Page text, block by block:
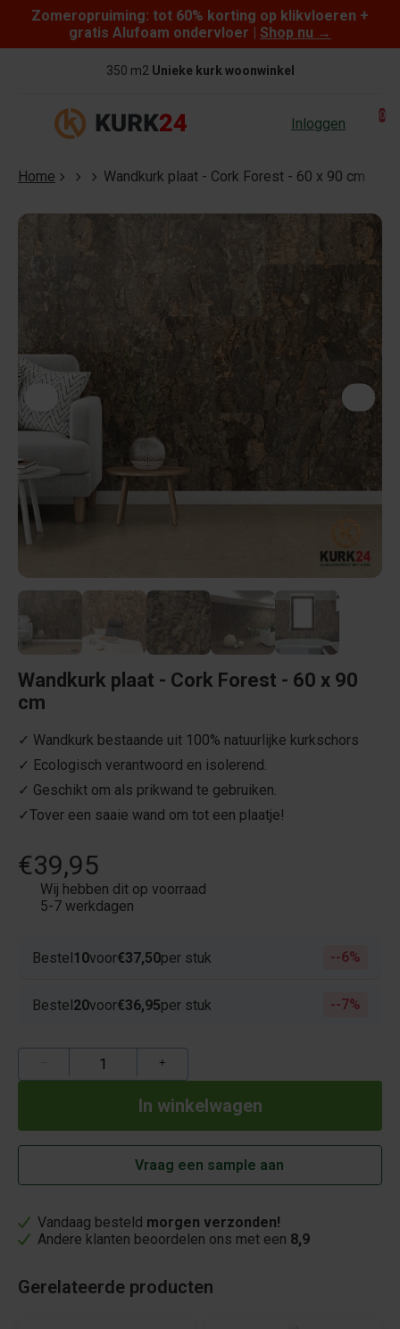
Skip to content
Zomeropruiming: tot 60% korting op klikvloeren +
gratis Alufoam ondervloer | Shop nu →
350 m2 Unieke kurk woonwinkel
Inloggen 0
Home Wandkurk plaat - Cork Forest - 60 x 90 cm
Wandkurk plaat - Cork Forest - 60 x 90
cm
✓ Wandkurk bestaande uit 100% natuurlijke kurkschors
✓ Ecologisch verantwoord en isolerend.
✓ Geschikt om als prikwand te gebruiken.
✓Tover een saaie wand om tot een plaatje!
€39,95
Wij hebben dit op voorraad
5-7 werkdagen
Bestel10voor€37,50per stuk -6%
Bestel20voor€36,95per stuk -7%
+
Vraag een sample aan
Vandaag besteld morgen verzonden!
Andere klanten beoordelen ons met een 8,9
Gerelateerde producten